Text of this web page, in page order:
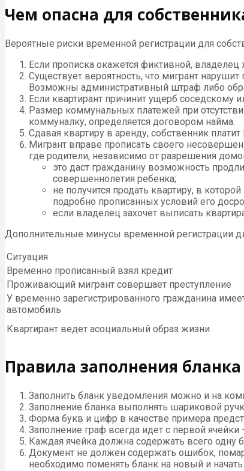
Чем опасна для
Вероятные риски временной регистрации для
Если прописка окажется фиктивной,
Существует вероятность, что мигрант
Возможны административный штраф либо
Если квартирант причинит ущерб
Размер коммунальных платежей при
коммуналку, определяется договором найма.
Сдавая квартиру в аренду, собственник
Мигрант вправе прописать своего
где родители, независимо от разрешения
это даст гражданину возможность
совершеннолетия ребенка;
не получится продать квартиру, в
подробно прописанных условий его
если владелец захочет выписать
Дополнительные минусы временной регистрации
Ситуация
Временно прописанный взял кредит
Проживающий мигрант совершает преступление
У временно зарегистрированного гражданина
автомобиль
Квартирант ведет асоциальный образ жизни
Правила заполнения
Заполнить бланк уведомления можно и на
Заполнение бланка выполнять шариковой
Форма букв и цифр в качестве примера
Заполнение граф всегда идет с первой ячейки
Каждая ячейка должна содержать всего одну
Документ не должен содержать ошибок,
необходимо поменять бланк на новый и